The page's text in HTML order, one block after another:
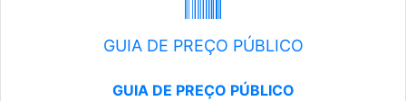
GUIA DE PREÇO PÚBLICO
GUIA DE PREÇO PÚBLICO